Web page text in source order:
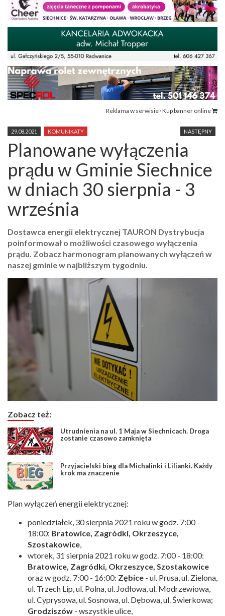
Reklama w serwisie · Kup banner online
NASTĘPNY
29.08.2021 KOMUNIKATY
Planowane wyłączenia
prądu w Gminie Siechnice
w dniach 30 sierpnia - 3
września
Dostawca energii elektrycznej TAURON Dystrybucja
poinformował o możliwości czasowego wyłączenia
prądu. Zobacz harmonogram planowanych wyłączeń w
naszej gminie w najbliższym tygodniu.
Zobacz też:
Utrudnienia na ul. 1 Maja w Siechnicach. Droga
zostanie czasowo zamknięta
Przyjacielski bieg dla Michalinki i Lilianki. Każdy
krok ma znaczenie
Plan wyłączeń energii elektrycznej:
poniedziałek, 30 sierpnia 2021 roku w godz. 7:00 -
18:00: Bratowice, Zagródki, Okrzeszyce,
Szostakowice,
wtorek, 31 sierpnia 2021 roku w godz. 7:00 - 18:00:
Bratowice, Zagródki, Okrzeszyce, Szostakowice
oraz w godz. 7:00 - 16:00: Zębice - ul. Prusa, ul. Zielona,
ul. Trzech Lip, ul. Polna, ul. Jodłowa, ul. Modrzewiowa,
ul. Cyprysowa, ul. Sosnowa, ul. Dębowa, ul. Świerkowa;
Grodziszów - wszystkie ulice,